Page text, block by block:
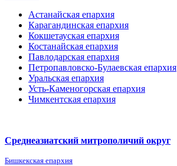
Астанайская епархия
Карагандинская епархия
Кокшетауская епархия
Костанайская епархия
Павлодарская епархия
Петропавловско-Булаевская епархия
Уральская епархия
Усть-Каменогорская епархия
Чимкентская епархия
Среднеазиатский митрополичий округ
Бишкекская епархия